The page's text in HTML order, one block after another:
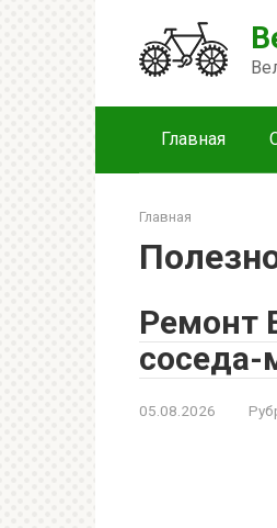
Главная
Главная
Ремонт
соседа-
05.08.2026